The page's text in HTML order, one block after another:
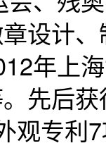
设计
年上
先后
观专利